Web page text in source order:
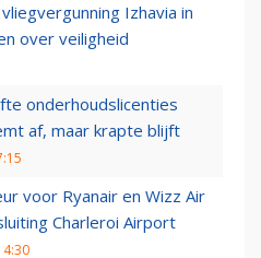
Izhavia in
over veiligheid
onderhoudslicenties
af, maar krapte blijft
voor Ryanair en Wizz Air
Charleroi Airport